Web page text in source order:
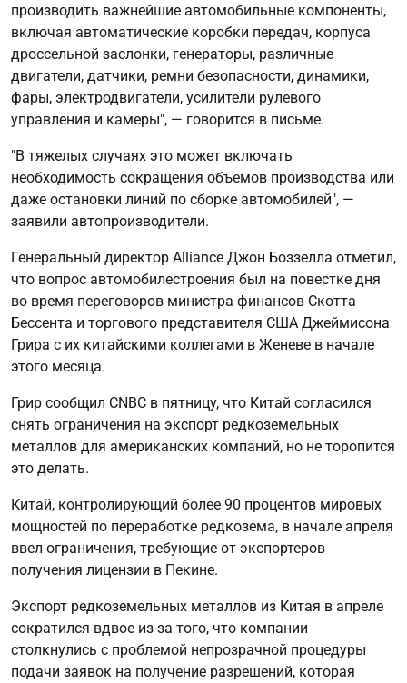
производить важнейшие автомобильные компоненты,
включая автоматические коробки передач, корпуса
дроссельной заслонки, генераторы, различные
двигатели, датчики, ремни безопасности, динамики,
фары, электродвигатели, усилители рулевого
управления и камеры", — говорится в письме.
"В тяжелых случаях это может включать
необходимость сокращения объемов производства или
даже остановки линий по сборке автомобилей", —
заявили автопроизводители.
Генеральный директор Alliance Джон Боззелла отметил,
что вопрос автомобилестроения был на повестке дня
во время переговоров министра финансов Скотта
Бессента и торгового представителя США Джеймисона
Грира с их китайскими коллегами в Женеве в начале
этого месяца.
Грир сообщил CNBC в пятницу, что Китай согласился
снять ограничения на экспорт редкоземельных
металлов для американских компаний, но не торопится
это делать.
Китай, контролирующий более 90 процентов мировых
мощностей по переработке редкозема, в начале апреля
ввел ограничения, требующие от экспортеров
получения лицензии в Пекине.
Экспорт редкоземельных металлов из Китая в апреле
сократился вдвое из-за того, что компании
столкнулись с проблемой непрозрачной процедуры
подачи заявок на получение разрешений, которая